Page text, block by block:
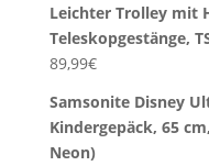
Leichter Trolley mit
Teleskopgestänge,
89,99€
Samsonite Disney
Kindergepäck, 65
Neon)